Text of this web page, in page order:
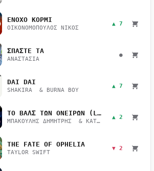
ΕΝΟΧΟ ΚΟΡΜΙ
ΟΙΚΟΝΟΜΟΠΟΥΛΟΣ ΝΙΚΟΣ
▲ 7
ΣΠΑΣΤΕ ΤΑ
ΑΝΑΣΤΑΣΙΑ
●
DAI DAI
SHAKIRA & BURNA BOY
▲ 7
ΤΟ ΒΑΛΣ ΤΩΝ ΟΝΕΙΡΩΝ (LIVE)
ΜΠΑΚΟΥΛΗΣ ΔΗΜΗΤΡΗΣ & ΚΑΤΣΙΜΙΧΑ ΜΑΡΙΑΝΑ
▲ 2
THE FATE OF OPHELIA
TAYLOR SWIFT
▼ 2